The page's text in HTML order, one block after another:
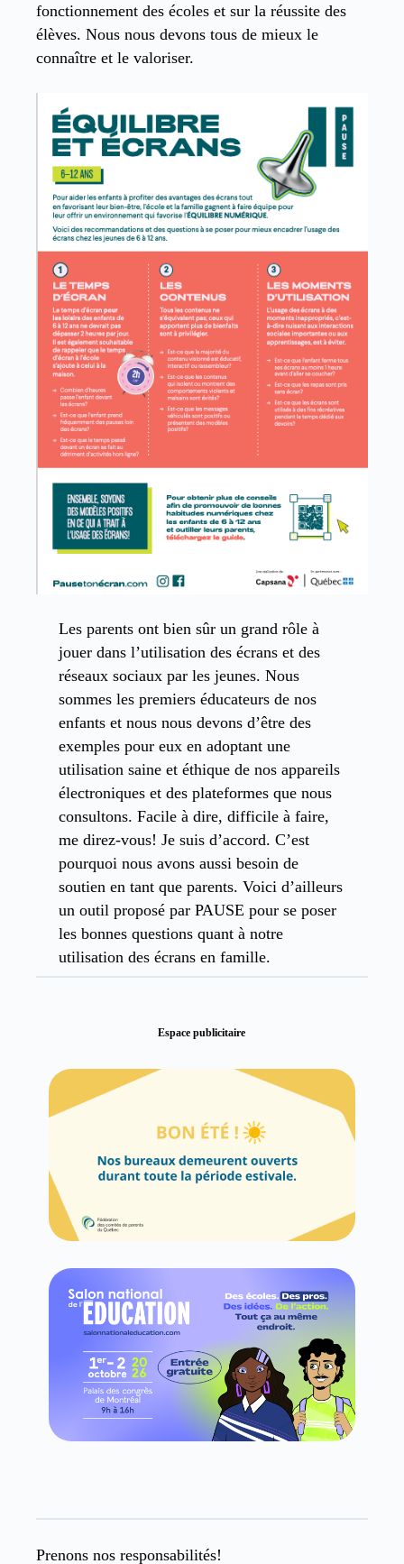
fonctionnement des écoles et sur la réussite des
élèves. Nous nous devons tous de mieux le
connaître et le valoriser.
Les parents ont bien sûr un grand rôle à
jouer dans l’utilisation des écrans et des
réseaux sociaux par les jeunes. Nous
sommes les premiers éducateurs de nos
enfants et nous nous devons d’être des
exemples pour eux en adoptant une
utilisation saine et éthique de nos appareils
électroniques et des plateformes que nous
consultons. Facile à dire, difficile à faire,
me direz-vous! Je suis d’accord. C’est
pourquoi nous avons aussi besoin de
soutien en tant que parents. Voici d’ailleurs
un outil proposé par PAUSE pour se poser
les bonnes questions quant à notre
utilisation des écrans en famille.
Espace publicitaire
Prenons nos responsabilités!